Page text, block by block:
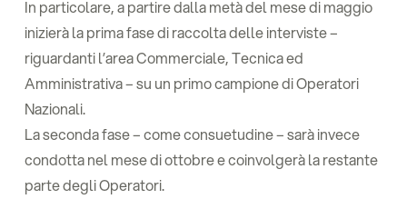
In particolare, a partire dalla metà del mese di maggio
inizierà la prima fase di raccolta delle interviste –
riguardanti l’area Commerciale, Tecnica ed
Amministrativa – su un primo campione di Operatori
Nazionali.
La seconda fase – come consuetudine – sarà invece
condotta nel mese di ottobre e coinvolgerà la restante
parte degli Operatori.